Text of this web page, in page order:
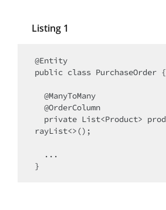
Listing 1
@Entity
public class PurchaseOrder {
rayList<>();
}